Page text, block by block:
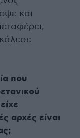
και
που
αρχές είναι